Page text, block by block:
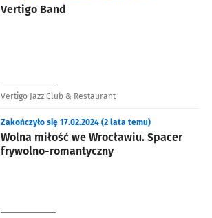
Vertigo Band
Vertigo Jazz Club & Restaurant
Wolna miłość we Wrocławiu. Spacer
frywolno-romantyczny
Zakończyło się 17.02.2024 (2 lata temu)